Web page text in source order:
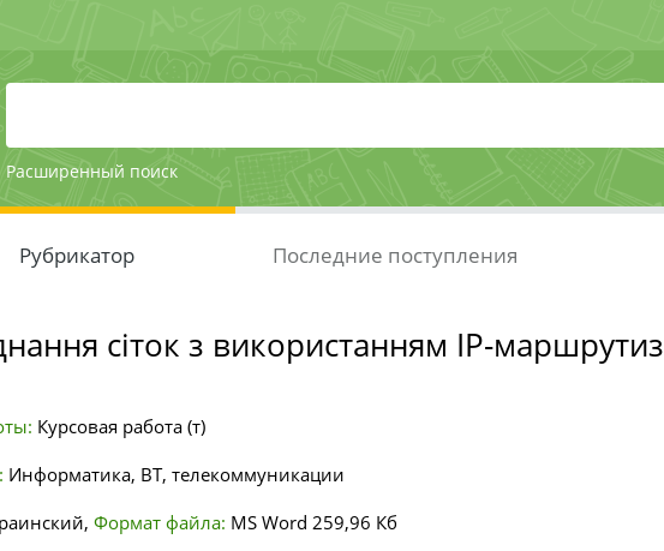
Расширенный поиск
Рубрикатор Последние поступления
сіток з використанням IP-
Курсовая работа (т)
Информатика, ВТ, телекоммуникации
, Формат файла: MS Word 259,96 Кб